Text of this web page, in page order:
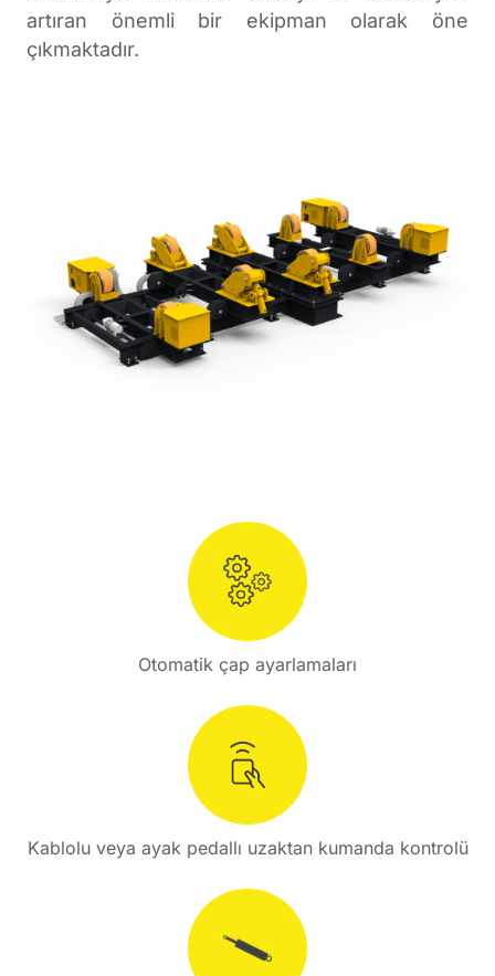
artıran önemli bir ekipman olarak öne
çıkmaktadır.
Otomatik çap ayarlamaları
Kablolu veya ayak pedallı uzaktan kumanda kontrolü